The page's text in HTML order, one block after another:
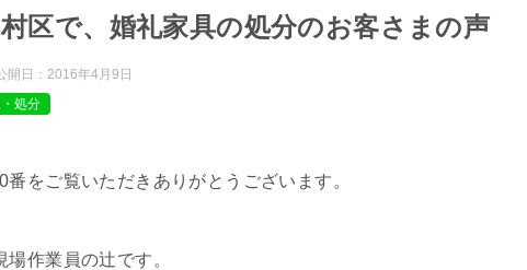
区で、婚礼家具の処分のお客さまの声
開日： 2016年4月9日
処分
をご覧いただきありがとうございます。
作業員の辻です。